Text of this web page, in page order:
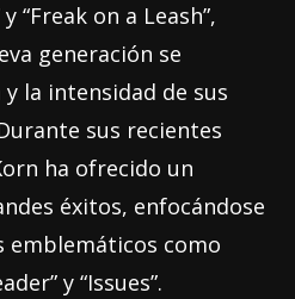
“Freak on a Leash”,
generación se
la intensidad de sus
sus recientes
ha ofrecido un
éxitos, enfocándose
emblemáticos como
y “Issues”.